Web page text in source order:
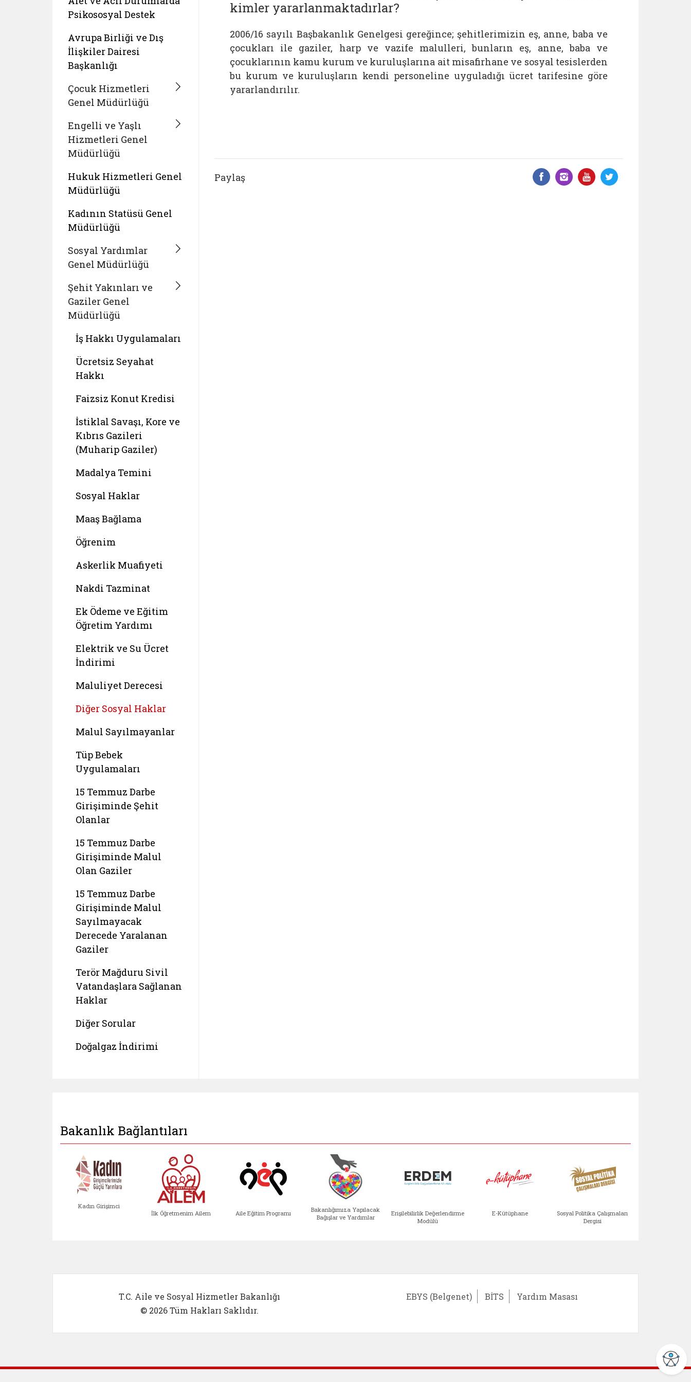
Psikososyal Destek
Avrupa Birliği ve Dış
İlişkiler Dairesi
Başkanlığı
Çocuk Hizmetleri
Genel Müdürlüğü
Engelli ve Yaşlı
Hizmetleri Genel
Müdürlüğü
Hukuk Hizmetleri Genel
Müdürlüğü
Kadının Statüsü Genel
Müdürlüğü
Sosyal Yardımlar
Genel Müdürlüğü
Şehit Yakınları ve
Gaziler Genel
Müdürlüğü
İş Hakkı Uygulamaları
Ücretsiz Seyahat
Hakkı
Faizsiz Konut Kredisi
İstiklal Savaşı, Kore ve
Kıbrıs Gazileri
(Muharip Gaziler)
Madalya Temini
Sosyal Haklar
Maaş Bağlama
Öğrenim
Askerlik Muafiyeti
Nakdi Tazminat
Ek Ödeme ve Eğitim
Öğretim Yardımı
Elektrik ve Su Ücret
İndirimi
Maluliyet Derecesi
Diğer Sosyal Haklar
Malul Sayılmayanlar
Tüp Bebek
Uygulamaları
15 Temmuz Darbe
Girişiminde Şehit
Olanlar
15 Temmuz Darbe
Girişiminde Malul
Olan Gaziler
15 Temmuz Darbe
Girişiminde Malul
Sayılmayacak
Derecede Yaralanan
Gaziler
Terör Mağduru Sivil
Vatandaşlara Sağlanan
Haklar
Diğer Sorular
Doğalgaz İndirimi
kimler yararlanmaktadırlar?
2006/16 sayılı Başbakanlık Genelgesi gereğince; şehitlerimizin eş, anne, baba ve
çocukları ile gaziler, harp ve vazife malulleri, bunların eş, anne, baba ve
çocuklarının kamu kurum ve kuruluşlarına ait misafirhane ve sosyal tesislerden
bu kurum ve kuruluşların kendi personeline uyguladığı ücret tarifesine göre
yararlandırılır.
Paylaş Facebook üzerinde paylaş
Instagram'da paylaş
YouTube
Twitter
Bakanlık Bağlantıları
Kadın Girişimci
İlk Öğretmenim Ailem Aile Eğitim Programı
Bakanlığımıza Yapılacak
Bağışlar ve Yardımlar
Erişilebilirlik Değerlendirme
Modülü
E-Kütüphane
Sosyal Politika Çalışmaları
Dergisi
T.C. Aile ve Sosyal Hizmetler Bakanlığı
© 2026 Tüm Hakları Saklıdır.
EBYS (Belgenet) BİTS Yardım Masası